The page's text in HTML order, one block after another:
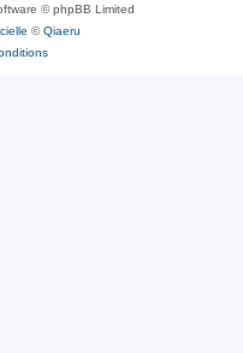
© phpBB Limited
©Qiaeru